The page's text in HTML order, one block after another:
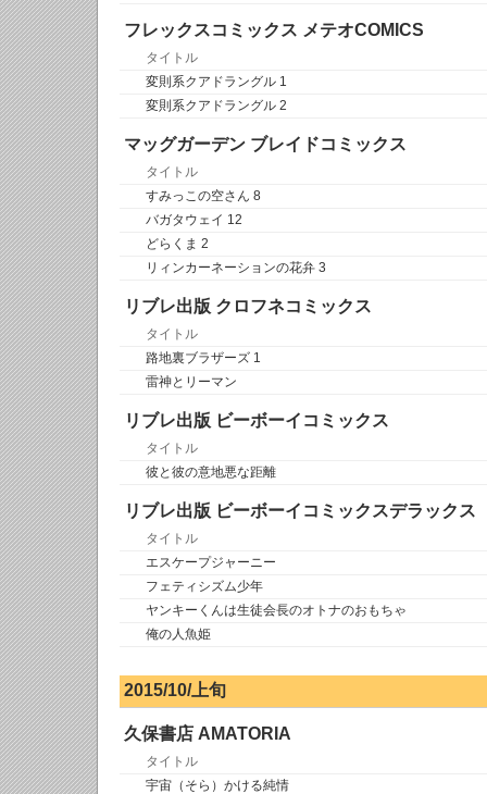
フレックスコミックス メテオCOMICS
タイトル
変則系クアドラングル 1
変則系クアドラングル 2
マッグガーデン ブレイドコミックス
タイトル
すみっこの空さん 8
バガタウェイ 12
どらくま 2
リィンカーネーションの花弁 3
リブレ出版 クロフネコミックス
タイトル
路地裏ブラザーズ 1
雷神とリーマン
リブレ出版 ビーボーイコミックス
タイトル
彼と彼の意地悪な距離
リブレ出版 ビーボーイコミックスデラックス
タイトル
エスケープジャーニー
フェティシズム少年
ヤンキーくんは生徒会長のオトナのおもちゃ
俺の人魚姫
2015/10/上旬
久保書店 AMATORIA
タイトル
宇宙（そら）かける純情